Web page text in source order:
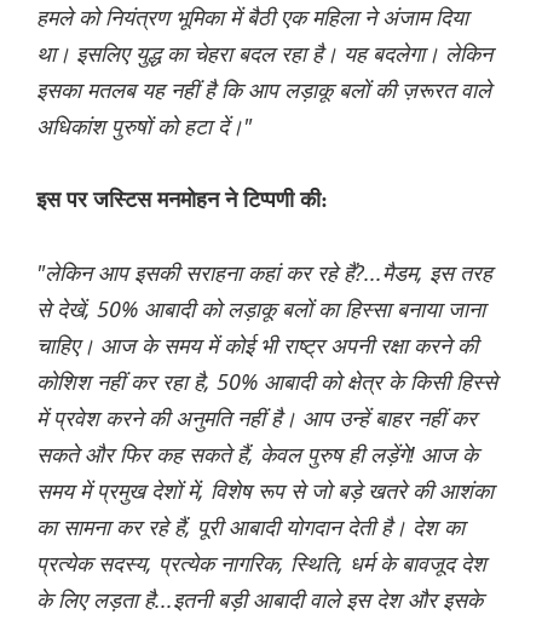
हमले को नियंत्रण भूमिका में बैठी एक महिला ने अंजाम दिया
था। इसलिए युद्ध का चेहरा बदल रहा है। यह बदलेगा। लेकिन
इसका मतलब यह नहीं है कि आप लड़ाकू बलों की ज़रूरत वाले
अधिकांश पुरुषों को हटा दें।"
इस पर जस्टिस मनमोहन ने टिप्पणी की:
"लेकिन आप इसकी सराहना कहां कर रहे हैं?...मैडम, इस तरह
से देखें, 50% आबादी को लड़ाकू बलों का हिस्सा बनाया जाना
चाहिए। आज के समय में कोई भी राष्ट्र अपनी रक्षा करने की
कोशिश नहीं कर रहा है, 50% आबादी को क्षेत्र के किसी हिस्से
में प्रवेश करने की अनुमति नहीं है। आप उन्हें बाहर नहीं कर
सकते और फिर कह सकते हैं, केवल पुरुष ही लड़ेंगे! आज के
समय में प्रमुख देशों में, विशेष रूप से जो बड़े खतरे की आशंका
का सामना कर रहे हैं, पूरी आबादी योगदान देती है। देश का
प्रत्येक सदस्य, प्रत्येक नागरिक, स्थिति, धर्म के बावजूद देश
के लिए लड़ता है...इतनी बड़ी आबादी वाले इस देश और इसके